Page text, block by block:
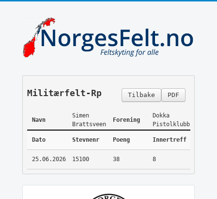
PDF
Tilbake
Militærfelt-Rp
Navn
Simen
Brattsveen
Forening
Dokka
Pistolklubb
Dato Stevnenr Poeng Innertreff
25.06.2026 15100 38 8